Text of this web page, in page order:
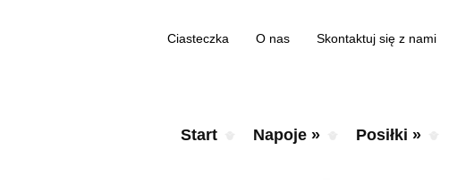
Ciasteczka O nas Skontaktuj się z nami
Start Napoje » Posiłki »